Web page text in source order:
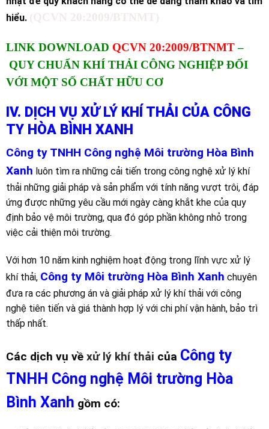
hiểu.
LINK DOWNLOAD QCVN 20:2009/BTNMT –
QUY CHUẨN KHÍ THẢI CÔNG NGHIỆP ĐỐI
VỚI MỘT SỐ CHẤT HỮU CƠ
IV. DỊCH VỤ XỬ LÝ KHÍ THẢI CỦA CÔNG
TY HÒA BÌNH XANH
Công ty TNHH Công nghệ Môi trường Hòa Bình
Xanh luôn tìm ra những cải tiến trong công nghệ xử lý khí
thải những giải pháp và sản phẩm với tính năng vượt trôi, đáp
ứng được những yêu cầu mới ngày càng khắt khe của quy
định bảo vệ môi trường, qua đó góp phần không nhỏ trong
việc cải thiện môi trường.
Với hơn 10 năm kinh nghiệm hoạt động trong lĩnh vực xử lý
khí thải, Công ty Môi trường Hòa Bình Xanh chuyên
đưa ra các phương án và giải pháp xử lý khí thải với công
nghệ tiên tiến và giá thành hợp lý với chi phí vận hành, bảo trì
thấp nhất.
Các dịch vụ về xử lý khí thải của Công ty
TNHH Công nghệ Môi trường Hòa
Bình Xanh gồm có: